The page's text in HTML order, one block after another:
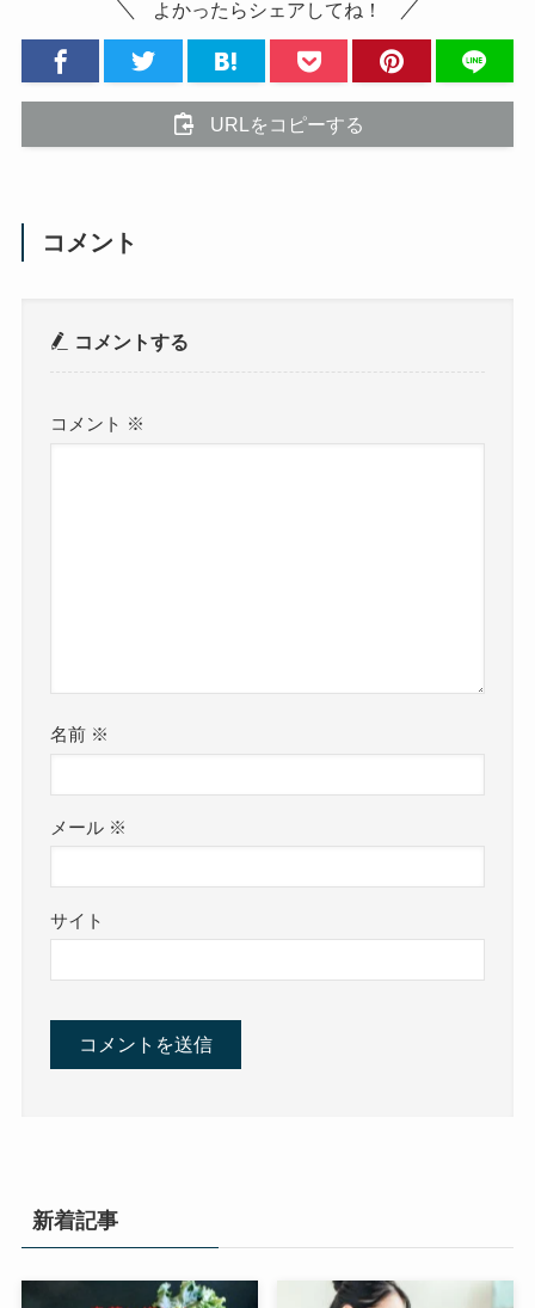
よかったらシェアしてね！
URLをコピーする
コメント
コメントする
コメント ※
名前 ※
メール ※
サイト
新着記事